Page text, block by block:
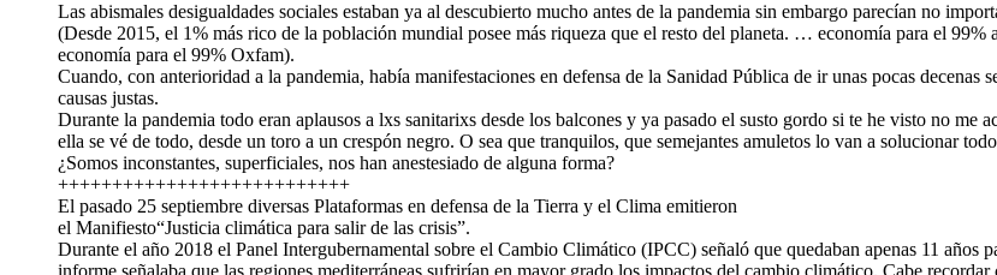
Las abismales desigualdades sociales estaban ya al descubierto mucho antes de la pandemia sin embargo parecían no
(Desde 2015, el 1% más rico de la población mundial posee más riqueza que el resto del planeta. … economía para el
economía para el 99% Oxfam).
Cuando, con anterioridad a la pandemia, había manifestaciones en defensa de la Sanidad Pública de ir unas pocas
causas justas.
Durante la pandemia todo eran aplausos a lxs sanitarixs desde los balcones y ya pasado el susto gordo si te he visto no
ella se vé de todo, desde un toro a un crespón negro. O sea que tranquilos, que semejantes amuletos lo van a solucionar
¿Somos inconstantes, superficiales, nos han anestesiado de alguna forma?
+++++++++++++++++++++++++++
El pasado 25 septiembre diversas Plataformas en defensa de la Tierra y el Clima emitieron
el Manifiesto“Justicia climática para salir de las crisis”.
Durante el año 2018 el Panel Intergubernamental sobre el Cambio Climático (IPCC) señaló que quedaban apenas 11 años
informe señalaba que las regiones mediterráneas sufrirían en mayor grado los impactos del cambio climático. Cabe